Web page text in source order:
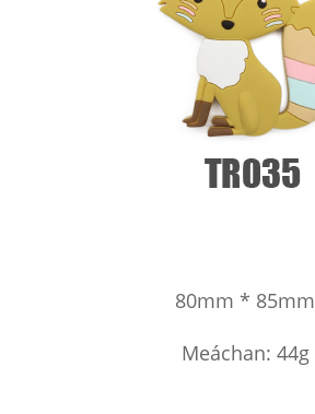
80mm * 85mm
Meáchan: 44g